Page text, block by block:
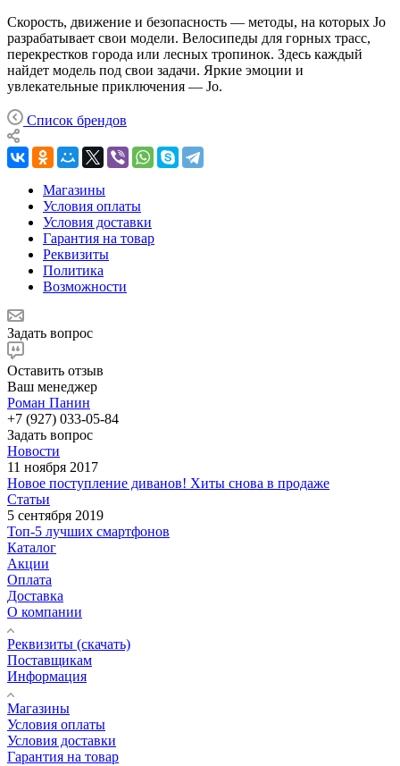
Скорость, движение и безопасность — методы, на которых Jo
разрабатывает свои модели. Велосипеды для горных трасс,
перекрестков города или лесных тропинок. Здесь каждый
найдет модель под свои задачи. Яркие эмоции и
увлекательные приключения — Jo.
Список брендов
Магазины
Условия оплаты
Условия доставки
Гарантия на товар
Реквизиты
Политика
Возможности
Задать вопрос
Оставить отзыв
Ваш менеджер
Роман Панин
+7 (927) 033-05-84
Задать вопрос
Новости
11 ноября 2017
Новое поступление диванов! Хиты снова в продаже
Статьи
5 сентября 2019
Топ-5 лучших смартфонов
Каталог
Акции
Оплата
Доставка
О компании
Реквизиты (скачать)
Поставщикам
Информация
Магазины
Условия оплаты
Условия доставки
Гарантия на товар